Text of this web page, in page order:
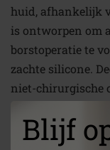
Blijf
huid, afhankelijk
is ontworpen om
borstoperatie te
zachte silicone.
niet-chirurgische
Maten